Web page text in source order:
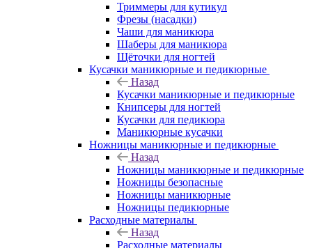
Триммеры для кутикул
Фрезы (насадки)
Чаши для маникюра
Шаберы для маникюра
Щёточки для ногтей
Кусачки маникюрные и педикюрные
Назад
Кусачки маникюрные и педикюрные
Книпсеры для ногтей
Кусачки для педикюра
Маникюрные кусачки
Ножницы маникюрные и педикюрные
Назад
Ножницы маникюрные и педикюрные
Ножницы безопасные
Ножницы маникюрные
Ножницы педикюрные
Расходные материалы
Назад
Расходные материалы